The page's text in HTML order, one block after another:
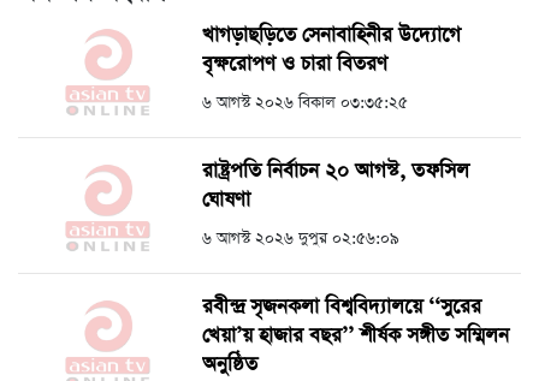
খাগড়াছড়িতে সেনাবাহিনীর উদ্যোগে
বৃক্ষরোপণ ও চারা বিতরণ
৬ আগস্ট ২০২৬ বিকাল ০৩:৩৫:২৫
রাষ্ট্রপতি নির্বাচন ২০ আগস্ট, তফসিল
ঘোষণা
৬ আগস্ট ২০২৬ দুপুর ০২:৫৬:০৯
রবীন্দ্র সৃজনকলা বিশ্ববিদ্যালয়ে ‘‘সুরের
খেয়া’য় হাজার বছর’’ শীর্ষক সঙ্গীত সম্মিলন
অনুষ্ঠিত